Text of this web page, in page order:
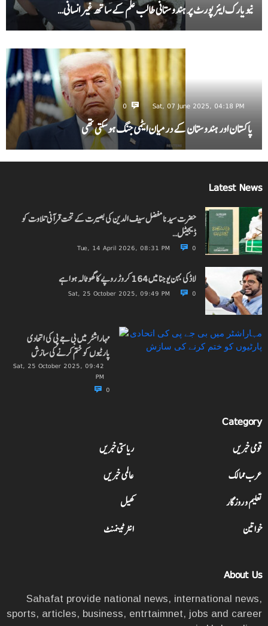
نیویارک ایئرپورٹ پر ہندوستانی طالب علم کے ساتھ غیر انسانی…
Sat, 07 June 2025, 04:18 PM
0
پاکستان اور ہندوستان کے درمیان ایٹمی جنگ ہو سکتی تھی
Latest News
حضرت سیدنا مفضل سیف الدین کی بصیرت کے تحت قرآنی تلاوت کو
ڈیجیٹل…
Tue, 14 April 2026, 08:31 PM 0
لاڈکی بہن یوجنا میں 164 کروڑ روپے کا گھوٹالہ ہوا ہے
Sat, 25 October 2025, 09:49 PM 0
مہاراشٹر میں بی جے پی کی اتحادی
پارٹیوں کو ختم کرنے کی سازش
Sat, 25 October 2025, 09:42
PM
0
Category
قومی خبریں
ریاستی خبریں
عرب ممالک
عالمی خبریں
تعلیم و روزگار
کھیل
خواتین
انٹرٹینمنٹ
About Us
Sahafat provide national news, international news,
sports, articles, business, entrtaimnet, jobs and career